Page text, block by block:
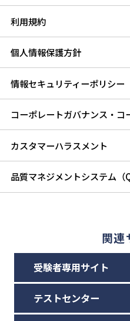
利用規約
個人情報保護方針
情報セキュリティーポリシー
コーポレートガバナンス・コ
カスタマーハラスメント
品質マネジメントシステム（
関連
受験者専用サイト
テストセンター